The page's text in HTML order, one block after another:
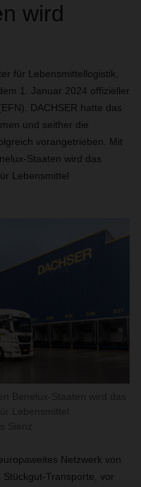
wird
für Lebensmittellogistik,
1. Januar 2024 offizieller
DACHSER hatte das
und seither die
vorangetrieben. Mit
Staaten wird das
Lebensmittel
Netzwerk von
Transporte, vor